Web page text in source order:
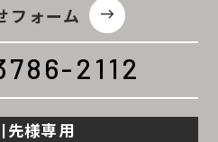
フォーム east
2112
先様専用